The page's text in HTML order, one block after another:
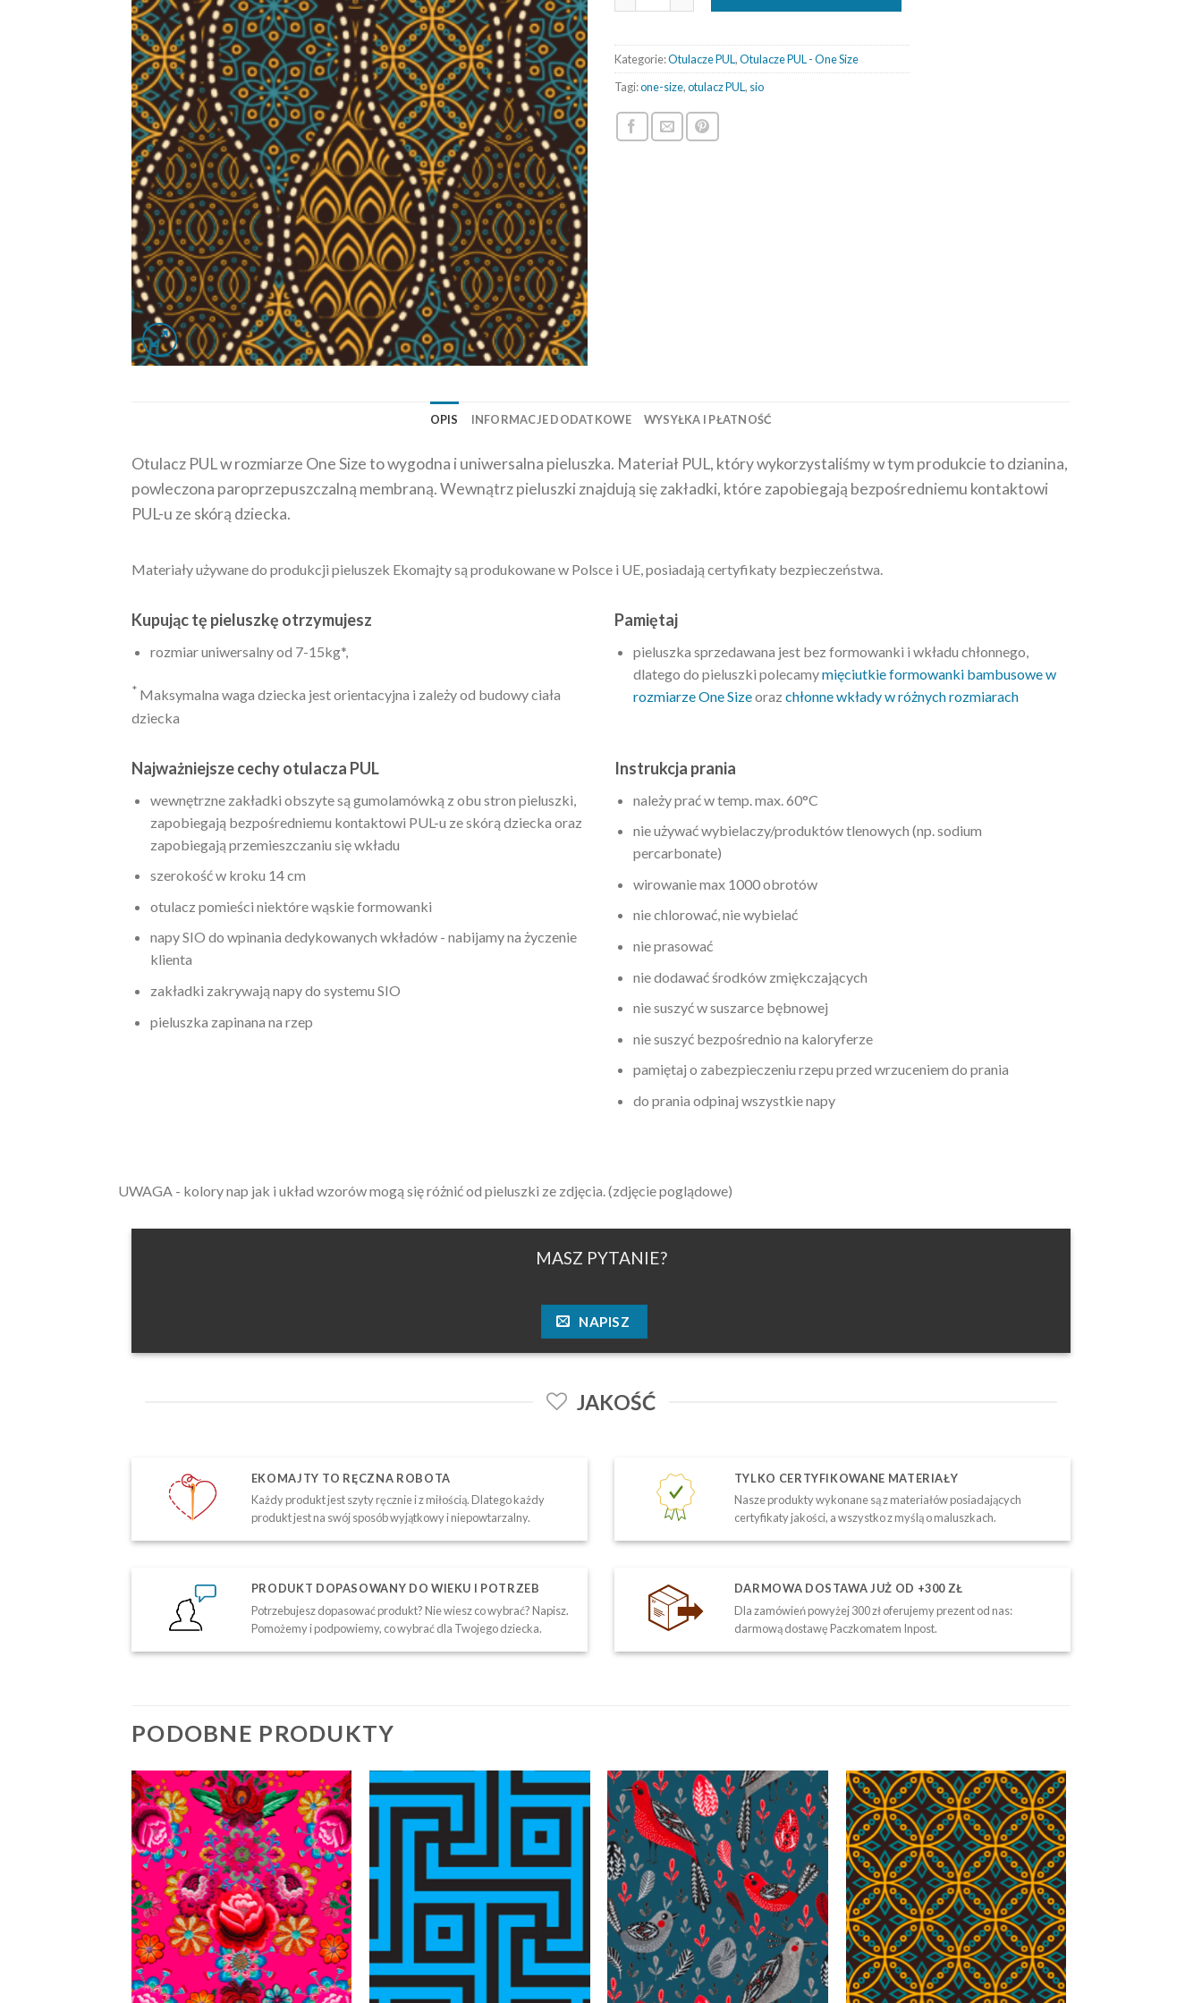
Kategorie:Otulacze PUL,Otulacze PUL - One Size
Tagi:one-size,otulacz PUL, sio
OPIS INFORMACJE DODATKOWE WYSYŁKA I PŁATNOŚĆ
Otulacz PUL w rozmiarze One Size to wygodna i uniwersalna pieluszka. Materiał PUL, który wykorzystaliśmy w tym produkcie to dzianina,
powleczona paroprzepuszczalną membraną. Wewnątrz pieluszki znajdują się zakładki, które zapobiegają bezpośredniemu kontaktowi
PUL-u ze skórą dziecka.
Materiały używane do produkcji pieluszek Ekomajty są produkowane w Polsce i UE, posiadają certyfikaty bezpieczeństwa.
Kupując tę pieluszkę otrzymujesz
rozmiar uniwersalny od 7-15kg*,
* Maksymalna waga dziecka jest orientacyjna i zależy od budowy ciała
dziecka
Pamiętaj
pieluszka sprzedawana jest bez formowanki i wkładu chłonnego,
dlatego do pieluszki polecamymięciutkie formowanki bambusowe w
rozmiarze One Sizeoraz chłonne wkłady w różnych rozmiarach
Najważniejsze cechy otulacza PUL
wewnętrzne zakładki obszyte są gumolamówką z obu stron pieluszki,
zapobiegają bezpośredniemu kontaktowi PUL-u ze skórą dziecka oraz
zapobiegają przemieszczaniu się wkładu
szerokość w kroku 14 cm
otulacz pomieści niektóre wąskie formowanki
napy SIO do wpinania dedykowanych wkładów - nabijamy na życzenie
klienta
zakładki zakrywają napy do systemu SIO
pieluszka zapinana na rzep
Instrukcja prania
należy prać w temp. max. 60°C
nie używać wybielaczy/produktów tlenowych (np. sodium
percarbonate)
wirowanie max 1000 obrotów
nie chlorować, nie wybielać
nie prasować
nie dodawać środków zmiękczających
nie suszyć w suszarce bębnowej
nie suszyć bezpośrednio na kaloryferze
pamiętaj o zabezpieczeniu rzepu przed wrzuceniem do prania
do prania odpinaj wszystkie napy
UWAGA - kolory nap jak i układ wzorów mogą się różnić od pieluszki ze zdjęcia. (zdjęcie poglądowe)
MASZ PYTANIE?
NAPISZ
JAKOŚĆ
EKOMAJTY TO RĘCZNA ROBOTA
Każdy produkt jest szyty ręcznie i z miłością. Dlatego każdy
produkt jest na swój sposób wyjątkowy i niepowtarzalny.
TYLKO CERTYFIKOWANE MATERIAŁY
Nasze produkty wykonane są z materiałów posiadających
certyfikaty jakości, a wszystko z myślą o maluszkach.
PRODUKT DOPASOWANY DO WIEKU I POTRZEB
Potrzebujesz dopasować produkt? Nie wiesz co wybrać? Napisz.
Pomożemy i podpowiemy, co wybrać dla Twojego dziecka.
DARMOWA DOSTAWA JUŻ OD +300 ZŁ
Dla zamówień powyżej 300 zł oferujemy prezent od nas:
darmową dostawę Paczkomatem Inpost.
PODOBNE PRODUKTY